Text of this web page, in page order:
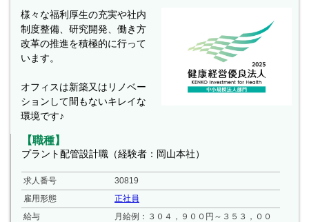
様々な福利厚生の充実や社内
制度整備、研究開発、働き方
改革の推進を積極的に行って
います。
オフィスは新築又はリノベー
ションして間もないキレイな
環境です♪
【職種】
プラント配管設計職（経験者：岡山本社）
求人番号
30819
雇用形態
正社員
給与
月給例：３０４，９００円～３５３，００